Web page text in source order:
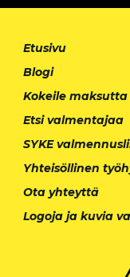
Etusivu
Blogi
Kokeile maksutta
Etsi valmentajaa
SYKE
Yhteisöllinen
Ota yhteyttä
Logoja ja kuvia